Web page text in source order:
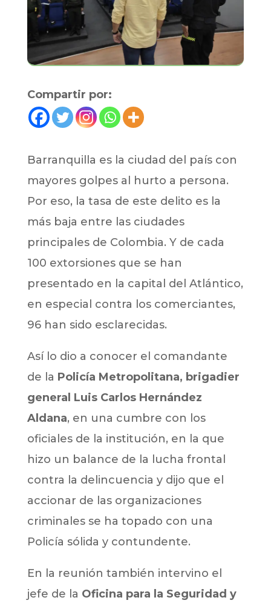
Compartir por:
Barranquilla es la ciudad del país con
mayores golpes al hurto a persona.
Por eso, la tasa de este delito es la
más baja entre las ciudades
principales de Colombia. Y de cada
100 extorsiones que se han
presentado en la capital del Atlántico,
en especial contra los comerciantes,
96 han sido esclarecidas.
Así lo dio a conocer el comandante
de la Policía Metropolitana, brigadier
general Luis Carlos Hernández
Aldana, en una cumbre con los
oficiales de la institución, en la que
hizo un balance de la lucha frontal
contra la delincuencia y dijo que el
accionar de las organizaciones
criminales se ha topado con una
Policía sólida y contundente.
En la reunión también intervino el
jefe de la Oficina para la Seguridad y